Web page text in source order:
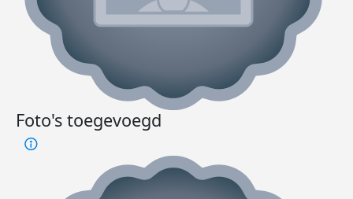
Foto's toegevoegd